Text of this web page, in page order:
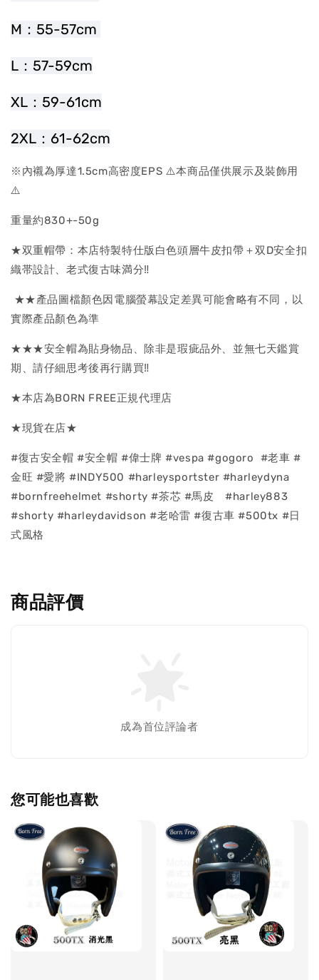
M：55-57cm
L：57-59cm
XL：59-61cm
2XL：61-62cm
※內襯為厚達1.5cm高密度EPS ⚠️本商品僅供展示及裝飾用
⚠️
重量約830+-50g
★双重帽帶：本店特製特仕版白色頭層牛皮扣帶＋双D安全扣
織帯設計、老式復古味満分‼
★★產品圖檔顏色因電腦螢幕設定差異可能會略有不同，以
實際產品顏色為準
★★★安全帽為貼身物品、除非是瑕疵品外、並無七天鑑賞
期、請仔細思考後再行購買‼
★本店為BORN FREE正規代理店
★現貨在店★
#復古安全帽 #安全帽 #偉士牌 #vespa #gogoro #老車 #
金旺 #愛將 #INDY500 #harleysportster #harleydyna
#bornfreehelmet #shorty #茶芯 #馬皮 #harley883
#shorty #harleydavidson #老哈雷 #復古車 #500tx #日
式風格
商品評價
成為首位評論者
您可能也喜歡